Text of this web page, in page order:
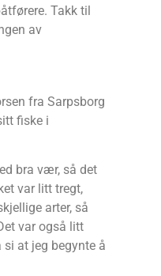
Takk til
av
fra Sarpsborg
fiske i
bra vær, så det
var litt tregt,
arter, så
var også litt
si at jeg begynte å